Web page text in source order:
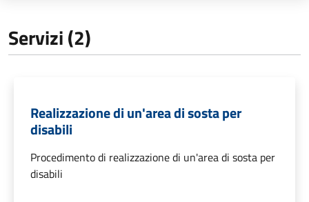
Servizi (2)
Realizzazione di un'area di sosta per
disabili
Procedimento di realizzazione di un'area di sosta per
disabili